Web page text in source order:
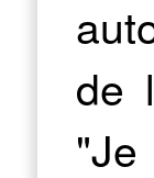
de